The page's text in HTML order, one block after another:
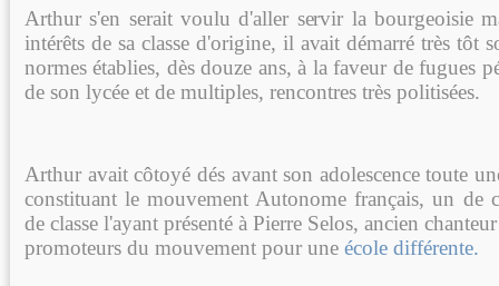
Arthur s'en serait voulu d'aller servir la bourgeoisie
intérêts de sa classe d'origine, il avait démarré très tôt
normes établies, dès douze ans, à la faveur de fugues
de son lycée et de multiples, rencontres très politisées.
Arthur avait côtoyé dés avant son adolescence toute
constituant le mouvement Autonome français, un de
de classe l'ayant présenté à Pierre Selos, ancien
promoteurs du mouvement pour une école différente.